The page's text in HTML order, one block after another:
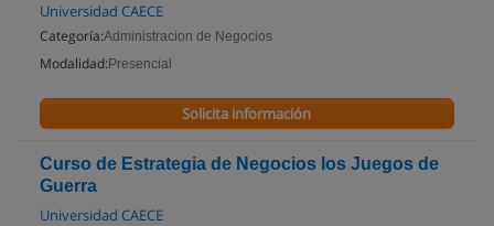
Universidad CAECE
Categoría:Administracion de Negocios
Modalidad: Presencial
Solicita información
Curso de Estrategia de Negocios los Juegos de
Guerra
Universidad CAECE